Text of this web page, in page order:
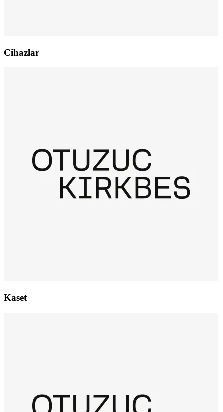
Cihazlar
Kaset